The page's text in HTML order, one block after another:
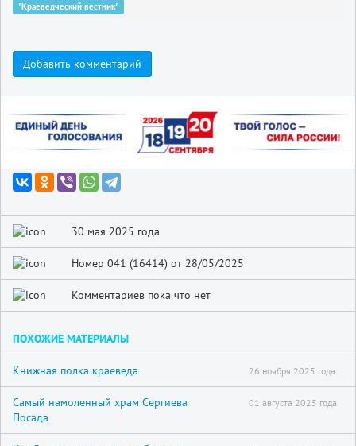
"Краеведческий вестник"
Добавить комментарий
30 мая 2025 года
Номер 041 (16414) от 28/05/2025
Комментариев пока что нет
ПОХОЖИЕ МАТЕРИАЛЫ
Книжная полка краеведа 26 ноября 2025 года
Самый намоленный храм Сергиева
Посада
01 августа 2025 года